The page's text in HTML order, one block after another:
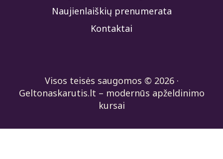
Naujienlaiškių prenumerata
Kontaktai
Visos teisės saugomos © 2026 ·
Geltonaskarutis.lt – modernūs apželdinimo
kursai